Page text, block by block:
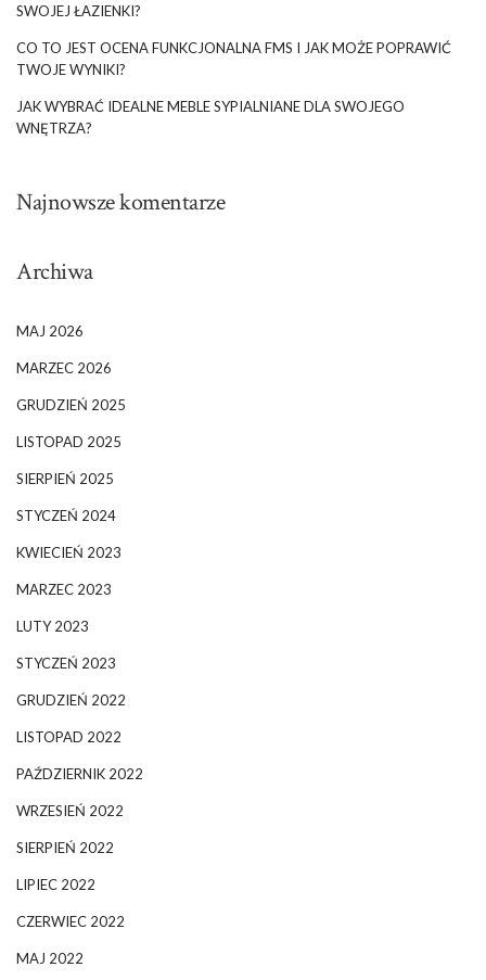
SWOJEJ ŁAZIENKI?
CO TO JEST OCENA FUNKCJONALNA FMS I JAK MOŻE POPRAWIĆ
TWOJE WYNIKI?
JAK WYBRAĆ IDEALNE MEBLE SYPIALNIANE DLA SWOJEGO
WNĘTRZA?
Najnowsze komentarze
Archiwa
MAJ 2026
MARZEC 2026
GRUDZIEŃ 2025
LISTOPAD 2025
SIERPIEŃ 2025
STYCZEŃ 2024
KWIECIEŃ 2023
MARZEC 2023
LUTY 2023
STYCZEŃ 2023
GRUDZIEŃ 2022
LISTOPAD 2022
PAŹDZIERNIK 2022
WRZESIEŃ 2022
SIERPIEŃ 2022
LIPIEC 2022
CZERWIEC 2022
MAJ 2022